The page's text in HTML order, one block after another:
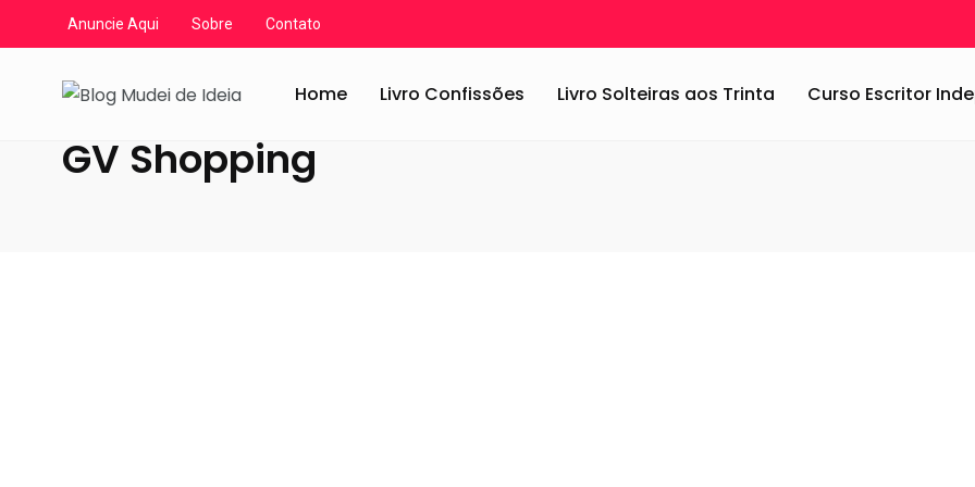
Anuncie Aqui Sobre Contato
Home Livro Confissões Livro Solteiras aos Trinta Curso Escritor
Blog Mudei de Ideia / Artigos / GV Shopping
GV Shopping